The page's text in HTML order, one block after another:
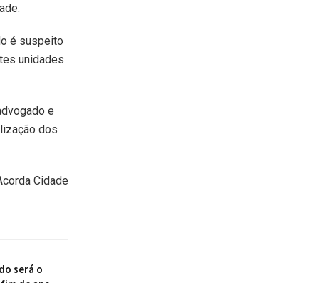
é suspeito
unidades
e
dos
Cidade
será o